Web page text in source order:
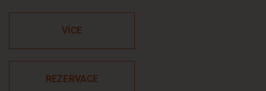
VÍCE
REZERVACE